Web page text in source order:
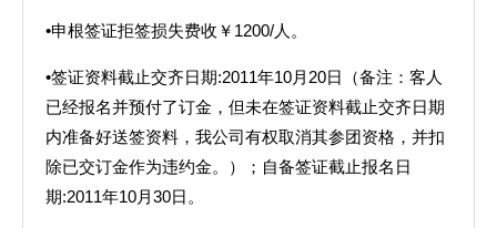
•申根签证拒签损失费收￥1200/人。
•签证资料截止交齐日期:2011年10月20日（备注：客人
已经报名并预付了订金，但未在签证资料截止交齐日期
内准备好送签资料，我公司有权取消其参团资格，并扣
除已交订金作为违约金。）；自备签证截止报名日
期:2011年10月30日。